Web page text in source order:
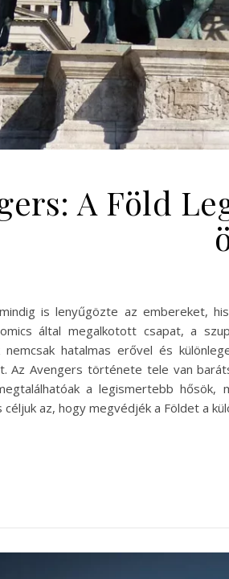
A Föld
is lenyűgözte az embereket,
által megalkotott csapat, a
hatalmas erővel és
Az Avengers története tele van
a legismertebb hősök,
az, hogy megvédjék a Földet a